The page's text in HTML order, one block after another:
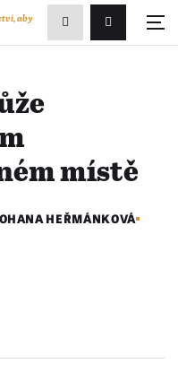
Přihlášení/
aby
Zobrazit
vyhledávání
místě
HEŘMÁNKOVÁ